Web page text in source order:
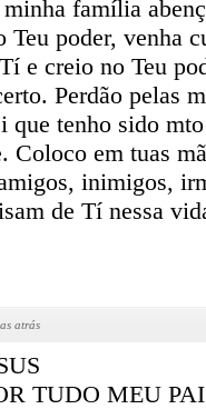
família
poder, venha
e creio no Teu
Perdão pelas
que tenho sido
Coloco em tuas
inimigos,
de Tí nessa
atrás
TUDO MEU PAI